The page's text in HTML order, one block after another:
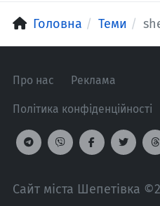
Головна Теми
Про нас Реклама
Політика конфіденційності
Сайт міста Шепетівка